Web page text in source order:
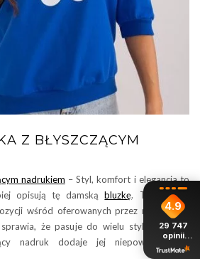
Z BŁYSZCZĄCYM
nadrukiem – Styl, komfort i elegancja to
opisują tę damskąbluzkę. To jedna z
wśród oferowanych przez nas blezek.
że pasuje do wielu stylizacji, a jej
nadruk dodaje jej niepowtarzalnego
4.9
29 747
opinii
z całego
okresu